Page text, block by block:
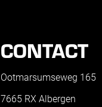
CONTACT
Ootmarsumseweg 165
7665 RX Albergen